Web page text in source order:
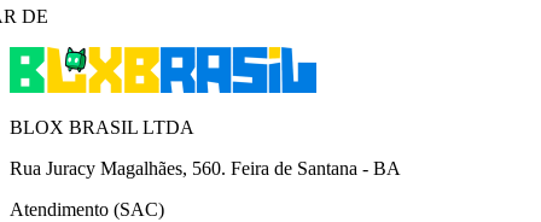
DE
BLOX BRASIL LTDA
Rua Juracy Magalhães, 560. Feira de Santana - BA
Atendimento (SAC)